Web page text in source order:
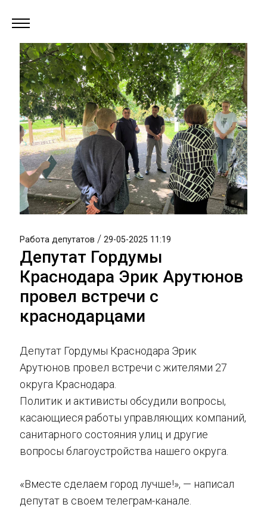
Работа депутатов / 29-05-2025 11:19
Депутат Гордумы
Краснодара Эрик Арутюнов
провел встречи с
краснодарцами
Депутат Гордумы Краснодара Эрик
Арутюнов провел встречи с жителями 27
округа Краснодара.
Политик и активисты обсудили вопросы,
касающиеся работы управляющих компаний,
санитарного состояния улиц и другие
вопросы благоустройства нашего округа.
«Вместе сделаем город лучше!», — написал
депутат в своем телеграм-канале.